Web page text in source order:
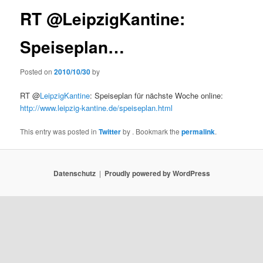
RT @LeipzigKantine:
Speiseplan…
Posted on2010/10/30by
RT @LeipzigKantine: Speiseplan für nächste Woche online:
http://www.leipzig-kantine.de/speiseplan.html
This entry was posted inTwitterby . Bookmark thepermalink.
Datenschutz Proudly powered by WordPress